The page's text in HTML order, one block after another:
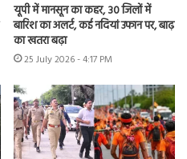
यूपी में मानसून का कहर, 30 जिलों में
बारिश का अलर्ट, कई नदियां उफान पर, बाढ़
का खतरा बढ़ा
25 July 2026 - 4:17 PM